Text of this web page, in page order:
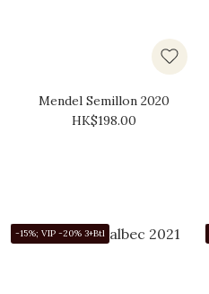
Mendel Semillon 2020
HK$198.00
-15%; VIP -20% 3+Btl